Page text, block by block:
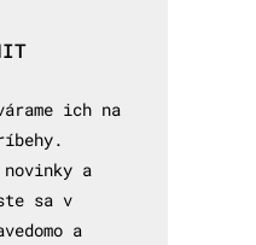
ich na
a
sa v
a